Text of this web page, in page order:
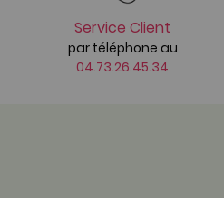
Service Client
par téléphone au
04.73.26.45.34